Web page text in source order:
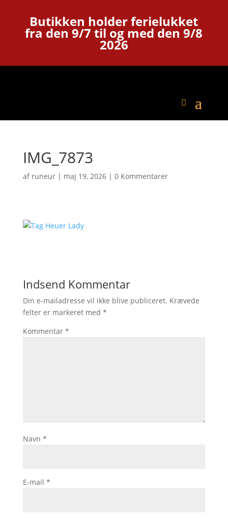
Butikken holder ferielukket
fra den 9/7 til og med den 9/8
2026
IMG_7873
af runeur| maj 19, 2026| 0 Kommentarer
Indsend Kommentar
Din e-mailadresse vil ikke blive publiceret. Krævede
felter er markeret med *
Kommentar *
Navn *
E-mail *